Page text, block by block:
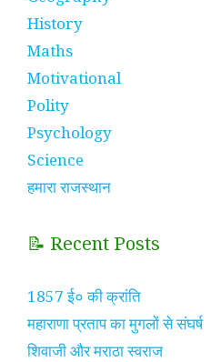
History
Maths
Motivational
Polity
Psychology
Science
हमारा राजस्थान
📝 Recent Posts
1857 ई० की क्रांति
महाराणा प्रताप का मुगलों से संघर्ष
शिवाजी और मराठा स्वराज